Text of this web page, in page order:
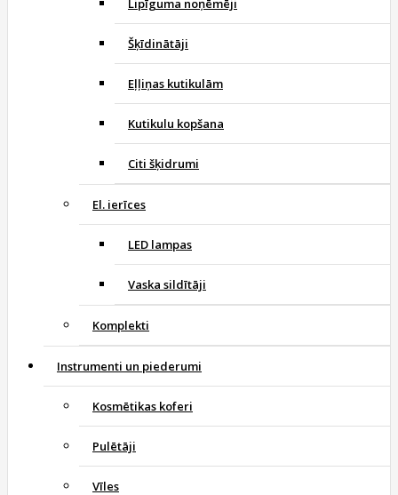
Lipīguma noņēmēji
Šķīdinātāji
Eļļiņas kutikulām
Kutikulu kopšana
Citi šķidrumi
El. ierīces
LED lampas
Vaska sildītāji
Komplekti
Instrumenti un piederumi
Kosmētikas koferi
Pulētāji
Vīles